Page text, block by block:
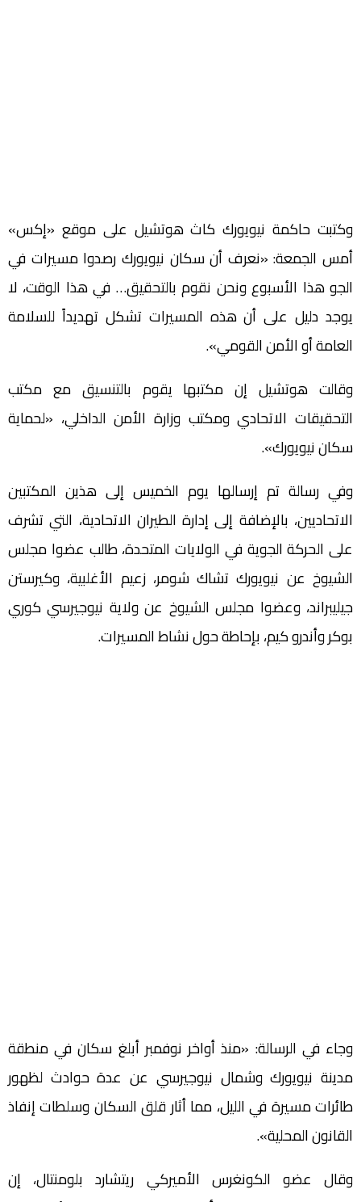
وكتبت حاكمة نيويورك كاث هوتشيل على موقع «إكس»
أمس الجمعة: «نعرف أن سكان نيويورك رصدوا مسيرات في
الجو هذا الأسبوع ونحن نقوم بالتحقيق… في هذا الوقت، لا
يوجد دليل على أن هذه المسيرات تشكل تهديداً للسلامة
العامة أو الأمن القومي».
وقالت هوتشيل إن مكتبها يقوم بالتنسيق مع مكتب
التحقيقات الاتحادي ومكتب وزارة الأمن الداخلي، «لحماية
سكان نيويورك».
وفي رسالة تم إرسالها يوم الخميس إلى هذين المكتبين
الاتحاديين، بالإضافة إلى إدارة الطيران الاتحادية، التي تشرف
على الحركة الجوية في الولايات المتحدة، طالب عضوا مجلس
الشيوخ عن نيويورك تشاك شومر، زعيم الأغلبية، وكيرستن
جيليبراند، وعضوا مجلس الشيوخ عن ولاية نيوجيرسي كوري
بوكر وأندرو كيم، بإحاطة حول نشاط المسيرات.
وجاء في الرسالة: «منذ أواخر نوفمبر أبلغ سكان في منطقة
مدينة نيويورك وشمال نيوجيرسي عن عدة حوادث لظهور
طائرات مسيرة في الليل، مما أثار قلق السكان وسلطات إنفاذ
القانون المحلية».
وقال عضو الكونغرس الأميركي ريتشارد بلومنتال، إن